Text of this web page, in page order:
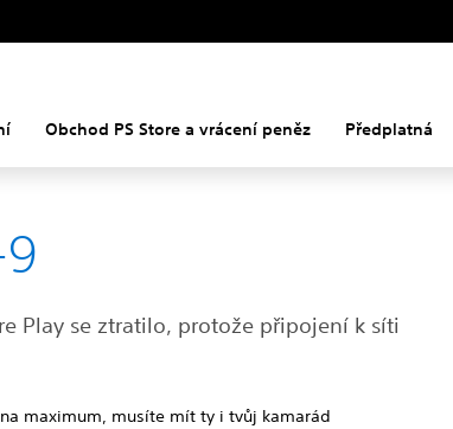
Obchod PS Store a vrácení peněz Předplatná
Play se ztratilo, protože připojení k síti
maximum, musíte mít ty i tvůj kamarád